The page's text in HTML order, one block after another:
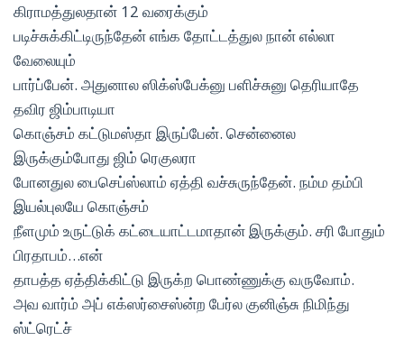
கிராமத்துலதான் 12 வரைக்கும்
படிச்சுக்கிட்டிருந்தேன் எங்க தோட்டத்துல நான் எல்லா
வேலையும்
பார்ப்பேன். அதுனால ஸிக்ஸ்பேக்னு பளிச்சுனு தெரியாதே
தவிர ஜிம்பாடியா
கொஞ்சம் கட்டுமஸ்தா இருப்பேன். சென்னைல
இருக்கும்போது ஜிம் ரெகுலரா
போனதுல பைசெப்ஸ்லாம் ஏத்தி வச்சுருந்தேன். நம்ம தம்பி
இயல்புலயே கொஞ்சம்
நீளமும் உருட்டுக் கட்டையாட்டமாதான் இருக்கும். சரி போதும்
பிரதாபம்…என்
தாபத்த ஏத்திக்கிட்டு இருக்ற பொண்ணுக்கு வருவோம்.
அவ வார்ம் அப் எக்ஸர்சைஸ்ன்ற பேர்ல குனிஞ்சு நிமிந்து
ஸ்ட்ரெட்ச்